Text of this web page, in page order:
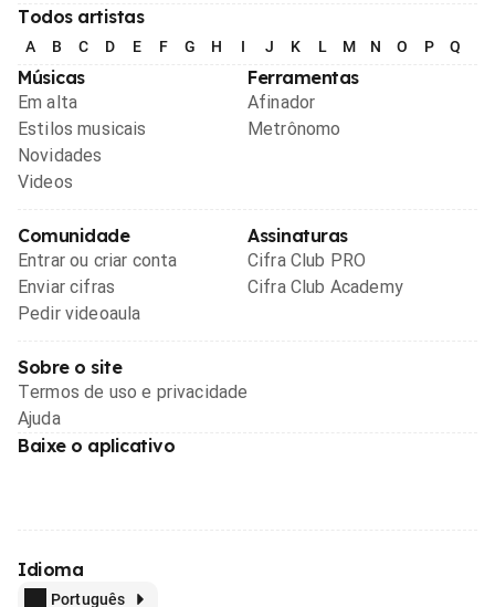
Todos artistas
A B C D E F G H I J K L M N O P Q
Músicas
Em alta
Estilos musicais
Novidades
Videos
Ferramentas
Afinador
Metrônomo
Comunidade
Entrar ou criar conta
Enviar cifras
Pedir videoaula
Assinaturas
Cifra Club PRO
Cifra Club Academy
Sobre o site
Termos de uso e privacidade
Ajuda
Baixe o aplicativo
Idioma
Português